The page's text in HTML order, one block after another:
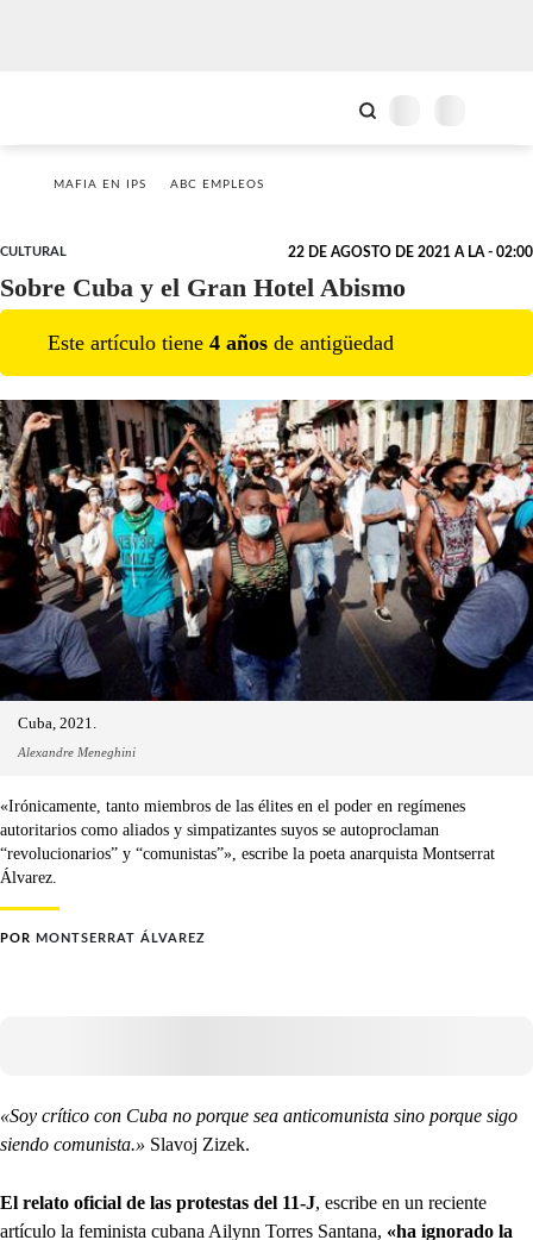
MAFIA EN IPS ABC EMPLEOS
CULTURAL 22 DE AGOSTO DE 2021 A LA - 02:00
Sobre Cuba y el Gran Hotel Abismo
Este artículo tiene 4 años de antigüedad
Cuba, 2021.
Alexandre Meneghini
«Irónicamente, tanto miembros de las élites en el poder en regímenes
autoritarios como aliados y simpatizantes suyos se autoproclaman
“revolucionarios” y “comunistas”», escribe la poeta anarquista Montserrat
Álvarez.
POR MONTSERRAT ÁLVAREZ
«Soy crítico con Cuba no porque sea anticomunista sino porque sigo
siendo comunista.» Slavoj Zizek.
El relato oficial de las protestas del 11-J, escribe en un reciente
artículo la feminista cubana Ailynn Torres Santana, «ha ignorado la